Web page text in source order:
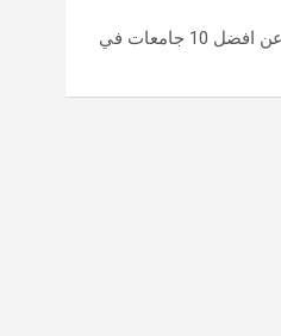
صدر اليوم التصنيف السنوي الثامن عن افضل 10 جامعات في